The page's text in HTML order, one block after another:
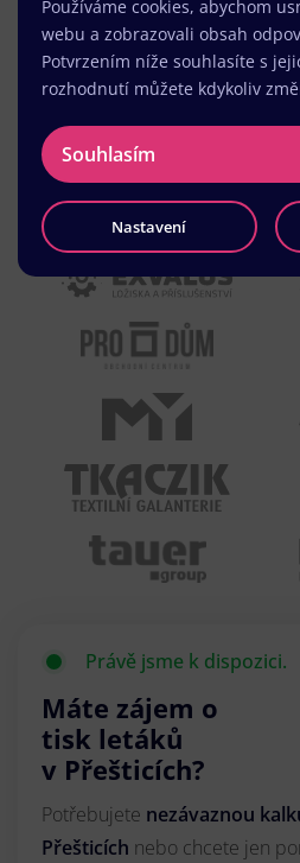
Právě jsme k dispozici.
Máte zájem o
tisk letáků
v Přešticích?
Potřebujete nezávaznou
Přešticích nebo chcete jen
Používáme cookies, abychom
webu a zobrazovali obsah
Potvrzením níže souhlasíte s
rozhodnutí můžete kdykoliv
Souhlasím
Nastavení